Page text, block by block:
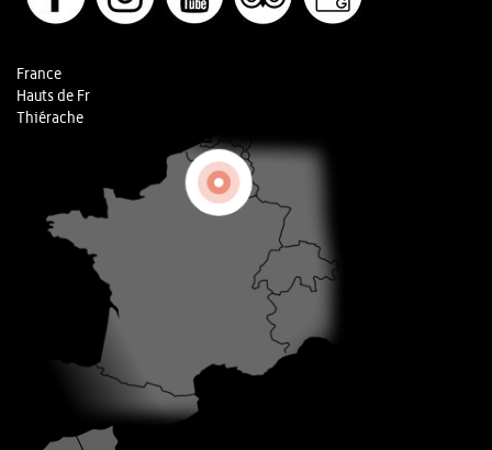
France
Hauts de Fr
Thiérache